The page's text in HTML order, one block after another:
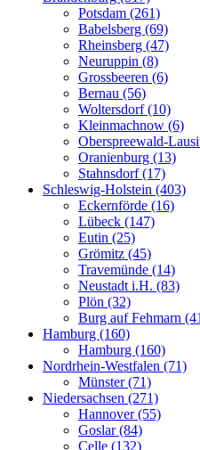
Potsdam (261)
Babelsberg (69)
Rheinsberg (47)
Neuruppin (8)
Grossbeeren (6)
Bernau (56)
Woltersdorf (10)
Kleinmachnow (6)
Oberspreewald-
Oranienburg (13)
Stahnsdorf (17)
Schleswig-Holstein (403)
Eckernförde (16)
Lübeck (147)
Eutin (25)
Grömitz (45)
Travemünde (14)
Neustadt i.H. (83)
Plön (32)
Burg auf Fehmarn
Hamburg (160)
Hamburg (160)
Nordrhein-Westfalen (71)
Münster (71)
Niedersachsen (271)
Hannover (55)
Goslar (84)
Celle (132)